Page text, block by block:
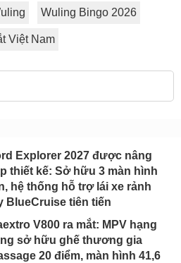
Wuling Bingo 2026
Việt Nam
Explorer 2027 được nâng
thiết kế: Sở hữu 3 màn hình
hệ thống hỗ trợ lái xe rảnh
BlueCruise tiên tiến
V800 ra mắt: MPV hạng
sở hữu ghế thương gia
20 điểm, màn hình 41,6